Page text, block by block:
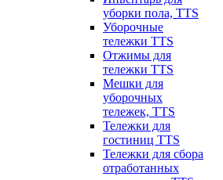
уборки пола, TTS
Уборочные
тележки TTS
Отжимы для
тележки TTS
Мешки для
уборочных
тележек, TTS
Тележки для
гостиниц TTS
Тележки для сбора
отработанных